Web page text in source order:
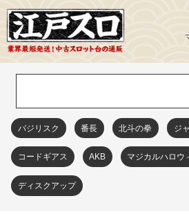
バジリスク 番長 北斗の拳 ジ
コードギアス AKB マジカルハロウ
ディスクアップ